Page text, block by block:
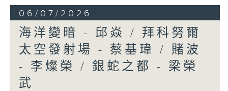
06/07/2026
海洋變暗 - 邱焱 / 拜科努爾
太空發射場 - 蔡基瑋 / 賭波
- 李燦榮 / 銀蛇之都 - 梁榮
武